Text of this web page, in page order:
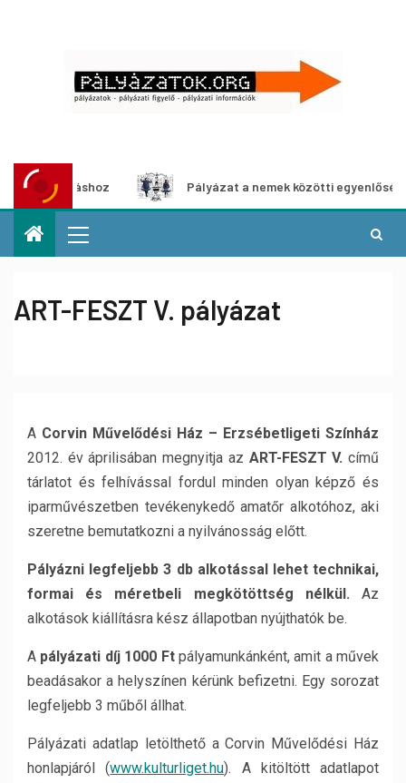
Pályázat a nemek közötti egyenlőség
ART-FESZT V. pályázat
A Corvin Művelődési Ház – Erzsébetligeti Színház
2012. év áprilisában megnyitja az ART-FESZT V. című
tárlatot és felhívással fordul minden olyan képző és
iparművészetben tevékenykedő amatőr alkotóhoz, aki
szeretne bemutatkozni a nyilvánosság előtt.
Pályázni legfeljebb 3 db alkotással lehet technikai,
formai és méretbeli megkötöttség nélkül. Az
alkotások kiállításra kész állapotban nyújthatók be.
A pályázati díj 1000 Ftpályamunkánként, amit a művek
beadásakor a helyszínen kérünk befizetni. Egy sorozat
legfeljebb 3 műből állhat.
Pályázati adatlap letölthető a Corvin Művelődési Ház
honlapjáról (www.kulturliget.hu). A kitöltött adatlapot